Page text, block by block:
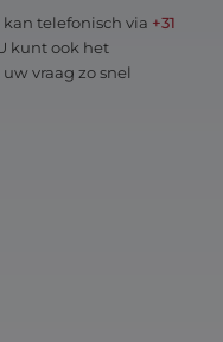
telefonisch via +31
kunt ook het
vraag zo snel